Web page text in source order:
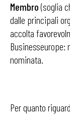
Membro(soglia
dalle principali
accolta
Businesseurope:
nominata.
Per quanto